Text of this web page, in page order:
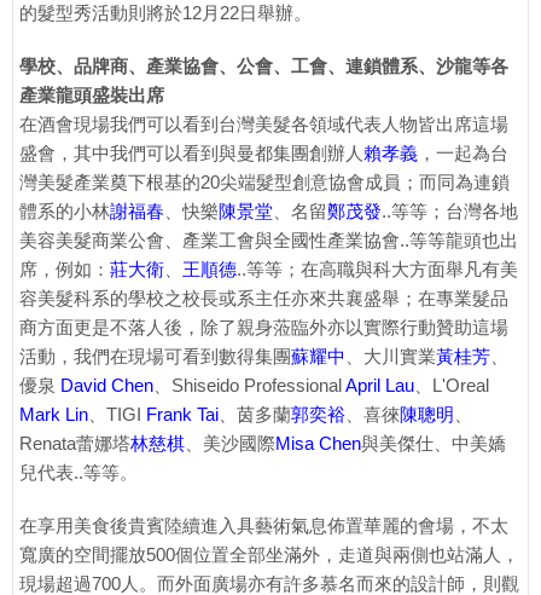
的髮型秀活動則將於12月22日舉辦。
學校、品牌商、產業協會、公會、工會、連鎖體系、沙龍等各
產業龍頭盛裝出席
在酒會現場我們可以看到台灣美髮各領域代表人物皆出席這場
盛會，其中我們可以看到與曼都集團創辦人 賴孝義 ，一起為台
灣美髮產業奠下根基的20尖端髮型創意協會成員；而同為連鎖
體系的小林謝福春 、快樂陳景堂 、名留鄭茂發..等等；台灣各地
美容美髮商業公會、產業工會與全國性產業協會..等等龍頭也出
席，例如： 莊大衛 王順德..等等；在高職與科大方面舉凡有美
容美髮科系的學校之校長或系主任亦來共襄盛舉；在專業髮品
商方面更是不落人後，除了親身蒞臨外亦以實際行動贊助這場
活動，我們在現場可看到數得集團蘇耀中 、大川實業黃桂芳
優泉 David Chen 、Shiseido ProfessionalApril Lau 、L'Oreal
Mark Lin 、TIGI Frank Tai 、茵多蘭郭奕裕 、喜徠陳聰明
Renata蕾娜塔林慈棋 、美沙國際Misa Chen與美傑仕、中美嬌
兒代表..等等。
在享用美食後貴賓陸續進入具藝術氣息佈置華麗的會場，不太
寬廣的空間擺放500個位置全部坐滿外，走道與兩側也站滿人，
現場超過700人。而外面廣場亦有許多慕名而來的設計師，則觀